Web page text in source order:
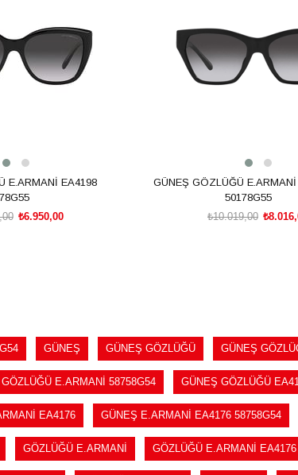
E.ARMANİ EA4198
₺6.950,00
GÜNEŞ GÖZLÜĞÜ E.ARMANİ
50178G55
₺10.019,00
GÜNEŞ GÜNEŞ GÖZLÜĞÜ GÜNEŞ
E.ARMANİ 58758G54 GÜNEŞ GÖZLÜĞÜ
EA4176 GÜNEŞ E.ARMANİ EA4176 58758G54
GÖZLÜĞÜ E.ARMANİ GÖZLÜĞÜ E.ARMANİ EA4176